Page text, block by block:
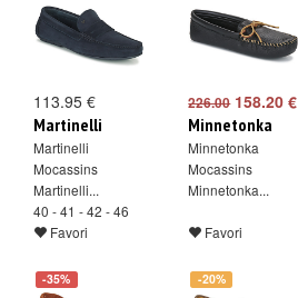
113.95 €
Martinelli
Martinelli
Mocassins
Martinelli...
40 - 41 - 42 - 46
Favori
226.00158.20 €
Minnetonka
Minnetonka
Mocassins
Minnetonka...
Favori
-35% -20%